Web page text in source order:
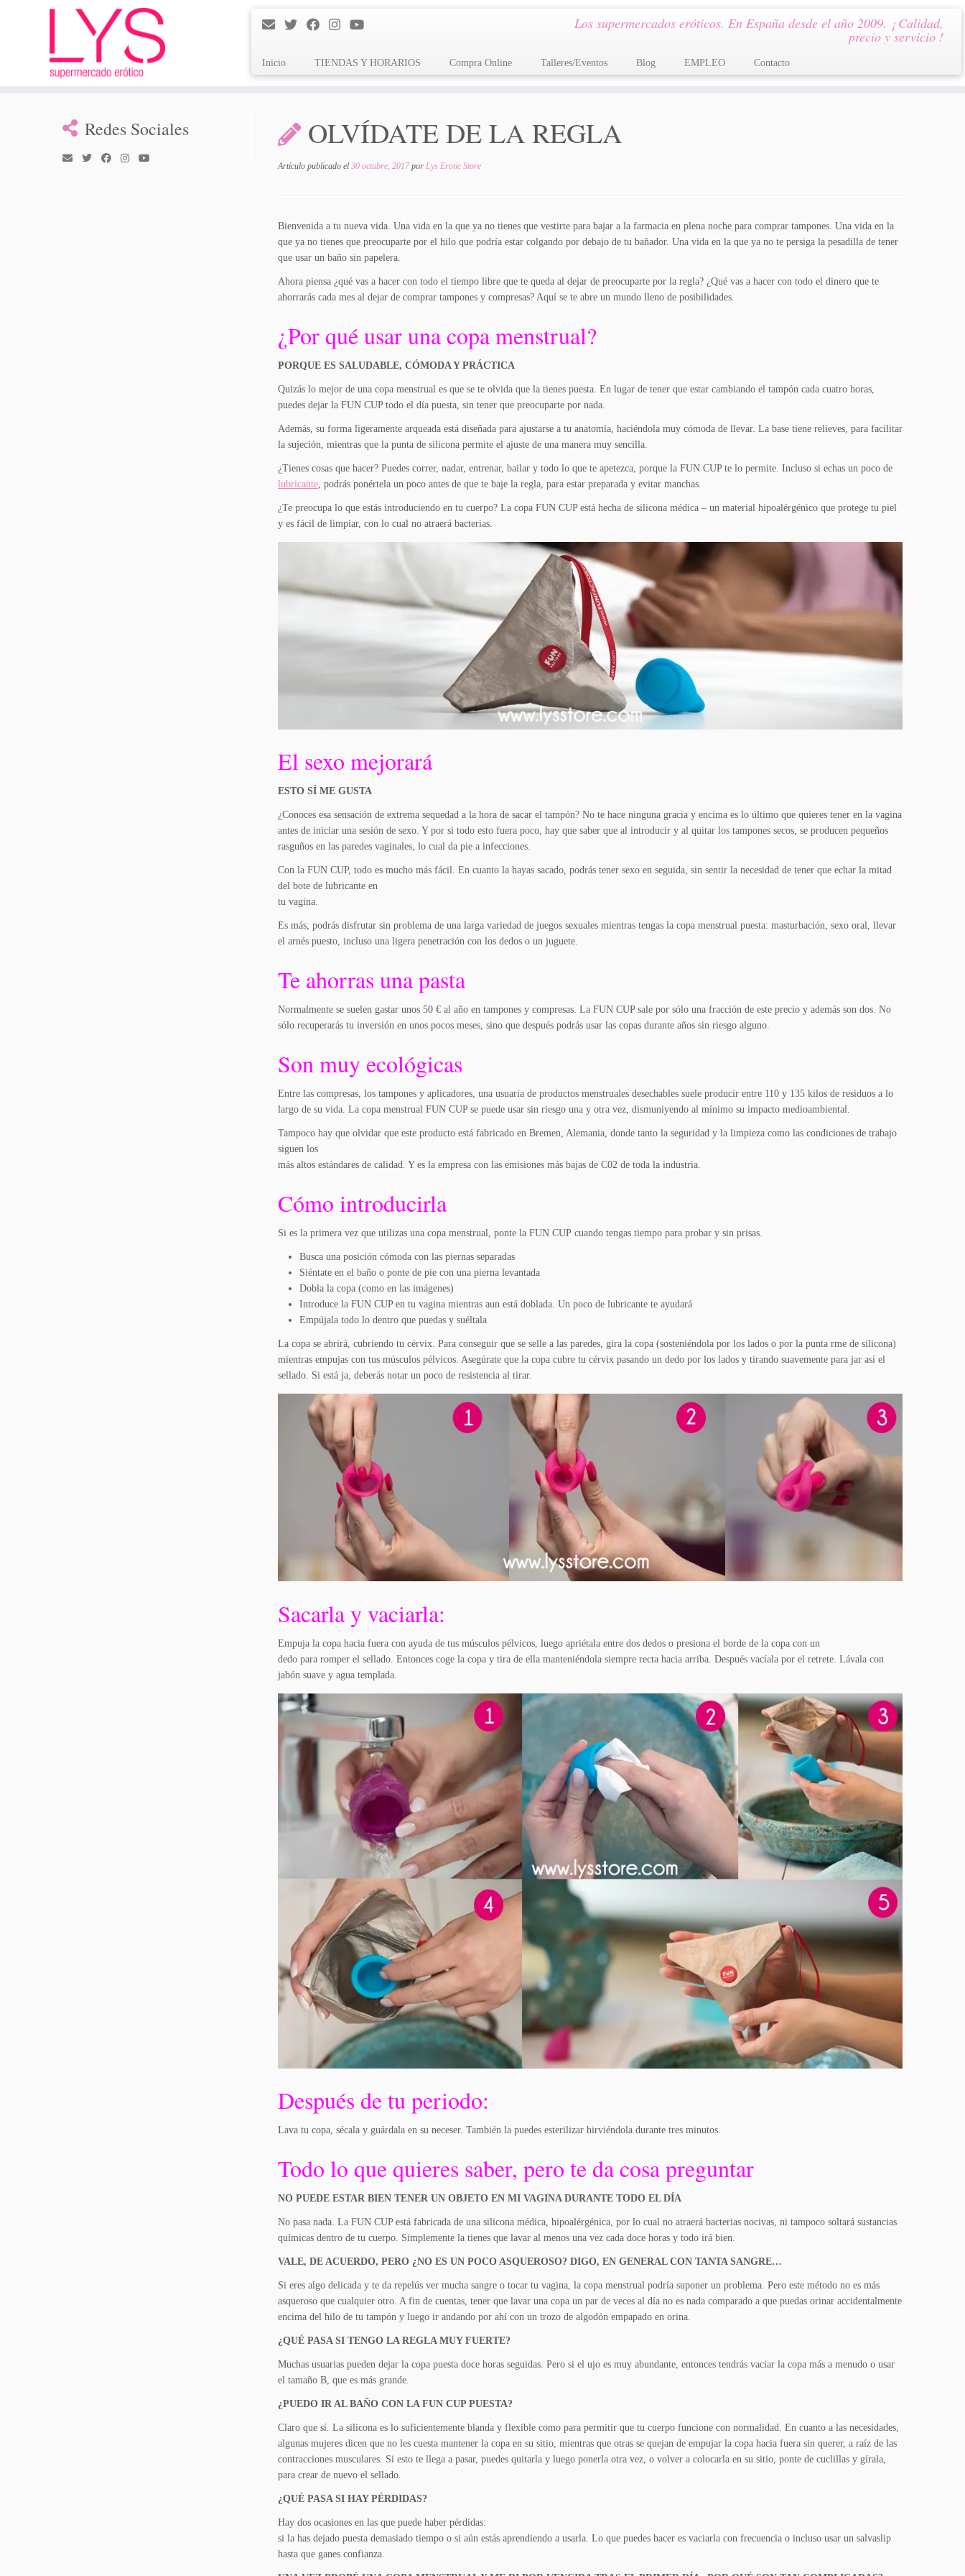
Los supermercados eróticos. En España desde el año 2009. ¡ Calidad,
precio y servicio !
Inicio TIENDAS Y HORARIOS Compra Online Talleres/Eventos Blog EMPLEO Contacto
Redes Sociales OLVÍDATE DE LA REGLA
Artículo publicado el 30 octubre, 2017 por Lys Erotic Store
Bienvenida a tu nueva vida. Una vida en la que ya no tienes que vestirte para bajar a la farmacia en plena noche para comprar tampones. Una vida en la
que ya no tienes que preocuparte por el hilo que podría estar colgando por debajo de tu bañador. Una vida en la que ya no te persiga la pesadilla de tener
que usar un baño sin papelera.
Ahora piensa ¿qué vas a hacer con todo el tiempo libre que te queda al dejar de preocuparte por la regla? ¿Qué vas a hacer con todo el dinero que te
ahorrarás cada mes al dejar de comprar tampones y compresas? Aquí se te abre un mundo lleno de posibilidades.
¿Por qué usar una copa menstrual?
PORQUE ES SALUDABLE, CÓMODA Y PRÁCTICA
Quizás lo mejor de una copa menstrual es que se te olvida que la tienes puesta. En lugar de tener que estar cambiando el tampón cada cuatro horas,
puedes dejar la FUN CUP todo el día puesta, sin tener que preocuparte por nada.
Además, su forma ligeramente arqueada está diseñada para ajustarse a tu anatomía, haciéndola muy cómoda de llevar. La base tiene relieves, para facilitar
la sujeción, mientras que la punta de silicona permite el ajuste de una manera muy sencilla.
¿Tienes cosas que hacer? Puedes correr, nadar, entrenar, bailar y todo lo que te apetezca, porque la FUN CUP te lo permite. Incluso si echas un poco de
lubricante, podrás ponértela un poco antes de que te baje la regla, para estar preparada y evitar manchas.
¿Te preocupa lo que estás introduciendo en tu cuerpo? La copa FUN CUP está hecha de silicona médica – un material hipoalérgénico que protege tu piel
y es fácil de limpiar, con lo cual no atraerá bacterias.
El sexo mejorará
ESTO SÍ ME GUSTA
¿Conoces esa sensación de extrema sequedad a la hora de sacar el tampón? No te hace ninguna gracia y encima es lo último que quieres tener en la vagina
antes de iniciar una sesión de sexo. Y por si todo esto fuera poco, hay que saber que al introducir y al quitar los tampones secos, se producen pequeños
rasguños en las paredes vaginales, lo cual da pie a infecciones.
Con la FUN CUP, todo es mucho más fácil. En cuanto la hayas sacado, podrás tener sexo en seguida, sin sentir la necesidad de tener que echar la mitad
del bote de lubricante en
tu vagina.
Es más, podrás disfrutar sin problema de una larga variedad de juegos sexuales mientras tengas la copa menstrual puesta: masturbación, sexo oral, llevar
el arnés puesto, incluso una ligera penetración con los dedos o un juguete.
Te ahorras una pasta
Normalmente se suelen gastar unos 50 € al año en tampones y compresas. La FUN CUP sale por sólo una fracción de este precio y además son dos. No
sólo recuperarás tu inversión en unos pocos meses, sino que después podrás usar las copas durante años sin riesgo alguno.
Son muy ecológicas
Entre las compresas, los tampones y aplicadores, una usuaria de productos menstruales desechables suele producir entre 110 y 135 kilos de residuos a lo
largo de su vida. La copa menstrual FUN CUP se puede usar sin riesgo una y otra vez, dismuniyendo al mínimo su impacto medioambiental.
Tampoco hay que olvidar que este producto está fabricado en Bremen, Alemania, donde tanto la seguridad y la limpieza como las condiciones de trabajo
siguen los
más altos estándares de calidad. Y es la empresa con las emisiones más bajas de C02 de toda la industria.
Cómo introducirla
Si es la primera vez que utilizas una copa menstrual, ponte la FUN CUP cuando tengas tiempo para probar y sin prisas.
Busca una posición cómoda con las piernas separadas
Siéntate en el baño o ponte de pie con una pierna levantada
Dobla la copa (como en las imágenes)
Introduce la FUN CUP en tu vagina mientras aun está doblada. Un poco de lubricante te ayudará
Empújala todo lo dentro que puedas y suéltala
La copa se abrirá, cubriendo tu cérvix. Para conseguir que se selle a las paredes, gira la copa (sosteniéndola por los lados o por la punta rme de silicona)
mientras empujas con tus músculos pélvicos. Asegúrate que la copa cubre tu cérvix pasando un dedo por los lados y tirando suavemente para jar así el
sellado. Si está ja, deberás notar un poco de resistencia al tirar.
Sacarla y vaciarla:
Empuja la copa hacia fuera con ayuda de tus músculos pélvicos, luego apriétala entre dos dedos o presiona el borde de la copa con un
dedo para romper el sellado. Entonces coge la copa y tira de ella manteniéndola siempre recta hacia arriba. Después vacíala por el retrete. Lávala con
jabón suave y agua templada.
Después de tu periodo:
Lava tu copa, sécala y guárdala en su neceser. También la puedes esterilizar hirviéndola durante tres minutos.
Todo lo que quieres saber, pero te da cosa preguntar
NO PUEDE ESTAR BIEN TENER UN OBJETO EN MI VAGINA DURANTE TODO EL DÍA
No pasa nada. La FUN CUP está fabricada de una silicona médica, hipoalérgénica, por lo cual no atraerá bacterias nocivas, ni tampoco soltará sustancias
químicas dentro de tu cuerpo. Simplemente la tienes que lavar al menos una vez cada doce horas y todo irá bien.
VALE, DE ACUERDO, PERO ¿NO ES UN POCO ASQUEROSO? DIGO, EN GENERAL CON TANTA SANGRE…
Si eres algo delicada y te da repelús ver mucha sangre o tocar tu vagina, la copa menstrual podría suponer un problema. Pero este método no es más
asqueroso que cualquier otro. A fin de cuentas, tener que lavar una copa un par de veces al día no es nada comparado a que puedas orinar accidentalmente
encima del hilo de tu tampón y luego ir andando por ahí con un trozo de algodón empapado en orina.
¿QUÉ PASA SI TENGO LA REGLA MUY FUERTE?
Muchas usuarias pueden dejar la copa puesta doce horas seguidas. Pero si el ujo es muy abundante, entonces tendrás vaciar la copa más a menudo o usar
el tamaño B, que es más grande.
¿PUEDO IR AL BAÑO CON LA FUN CUP PUESTA?
Claro que sí. La silicona es lo suficientemente blanda y flexible como para permitir que tu cuerpo funcione con normalidad. En cuanto a las necesidades,
algunas mujeres dicen que no les cuesta mantener la copa en su sitio, mientras que otras se quejan de empujar la copa hacia fuera sin querer, a raíz de las
contracci­ones musculares. Si esto te llega a pasar, pue­des quitarla y luego ponerla otra vez, o volver a colocarla en su sitio, ponte de cuclillas y gírala,
para crear de nuevo el sellado.
¿QUÉ PASA SI HAY PÉRDIDAS?
Hay dos ocasiones en las que puede haber pérdidas:
si la has dejado puesta demasiado tiempo o si aún estás aprendiendo a usarla. Lo que puedes hacer es vaciarla con frecuencia o incluso usar un salvaslip
hasta que ganes confianza.